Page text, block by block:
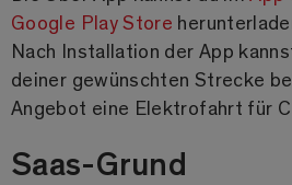
Google Play Store
Nach Installation der App
deiner gewünschten Strecke
Angebot eine Elektrofahrt für
Saas-Grund